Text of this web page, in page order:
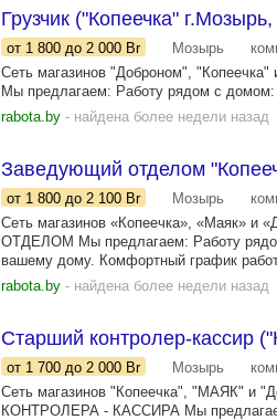
Грузчик ("Копеечка"
от 1 800 до 2 000 Br Мозырь
Сеть магазинов "Доброном",
Мы предлагаем: Работу рядом с домом:
rabota.by - найдена более недели назад
Заведующий отделом
от 1 800 до 2 100 Br Мозырь
Сеть магазинов «Копеечка», «Маяк» и
ОТДЕЛОМ Мы предлагаем: Работу
вашему дому. Комфортный график
rabota.by - найдена более недели назад
Старший контролер-кассир
от 1 700 до 2 000 Br Мозырь
Сеть магазинов "Копеечка", "МАЯК" и
КОНТРОЛЕРА - КАССИРА Мы